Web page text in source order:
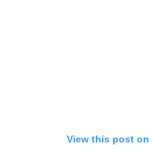
View this post on